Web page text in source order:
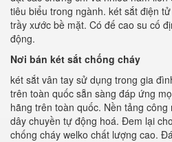
tiêu biểu trong ngành. két sắt điện
trầy xước bề mặt. Có đế cao su cố
động.
Nơi bán két sắt chống cháy
két sắt vân tay sử dụng trong gia
trên toàn quốc sẵn sàng đáp ứng
hãng trên toàn quốc. Nền tảng
dây chuyền tự động hoá. Đem lại
chống cháy welko chất lượng cao.